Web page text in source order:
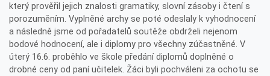
který prověřil jejich znalosti gramatiky, slovní zásoby i čtení s
porozuměním. Vyplněné archy se poté odeslaly k vyhodnocení
a následně jsme od pořadatelů soutěže obdrželi nejenom
bodové hodnocení, ale i diplomy pro všechny zúčastněné. V
úterý 16.6. proběhlo ve škole předání diplomů doplněné o
drobné ceny od paní učitelek. Žáci byli pochváleni za ochotu se